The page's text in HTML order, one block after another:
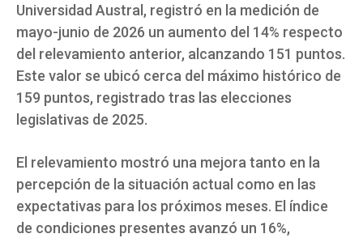
Universidad Austral, registró en la medición de
mayo-junio de 2026 un aumento del 14% respecto
del relevamiento anterior, alcanzando 151 puntos.
Este valor se ubicó cerca del máximo histórico de
159 puntos, registrado tras las elecciones
legislativas de 2025.
El relevamiento mostró una mejora tanto en la
percepción de la situación actual como en las
expectativas para los próximos meses. El índice
de condiciones presentes avanzó un 16%,